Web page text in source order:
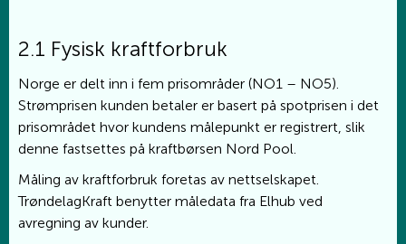
2.1 Fysisk kraftforbruk
Norge er delt inn i fem prisområder (NO1 – NO5).
Strømprisen kunden betaler er basert på spotprisen i det
prisområdet hvor kundens målepunkt er registrert, slik
denne fastsettes på kraftbørsen Nord Pool.
Måling av kraftforbruk foretas av nettselskapet.
TrøndelagKraft benytter måledata fra Elhub ved
avregning av kunder.